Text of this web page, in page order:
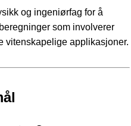
og ingeniørfag for å
som involverer
vitenskapelige applikasjoner.